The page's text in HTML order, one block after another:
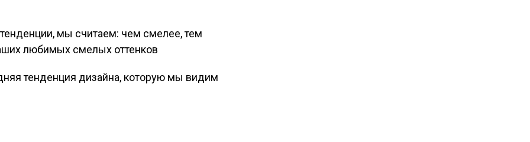
мы считаем: чем смелее, тем
любимых смелых оттенков